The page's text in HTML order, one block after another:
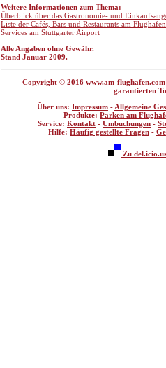
Weitere Informationen zum Thema:
Überblick über das Gastronomie- und
Liste der Cafés, Bars und Restaurants am
Services am Stuttgarter Airport
Alle Angaben ohne Gewähr.
Stand Januar 2009.
Copyright © 2016 www.am-
garantierten
Über uns: Impressum - Allgemeine
Produkte: Parken am
Service: Kontakt - Umbuchungen -
Hilfe: Häufig gestellte Fragen -
Zu